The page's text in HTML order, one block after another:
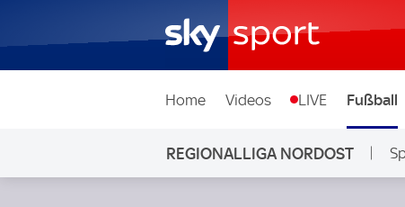
Home Videos LIVE Fußball
REGIONALLIGA NORDOST